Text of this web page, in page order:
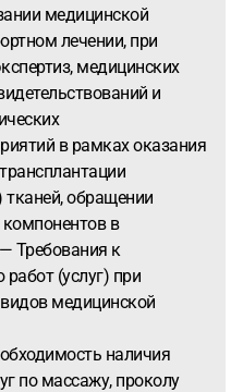
медицинской
лечении, при
медицинских
и
в рамках оказания
тканей, обращении
в
Требования к
(услуг) при
медицинской
наличия
по массажу, проколу